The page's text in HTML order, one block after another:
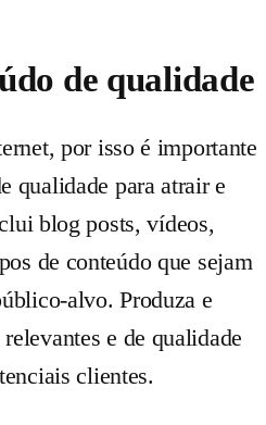
de qualidade
por isso é importante
qualidade para atrair e
blog posts, vídeos,
de conteúdo que sejam
alvo. Produza e
e de qualidade
clientes.